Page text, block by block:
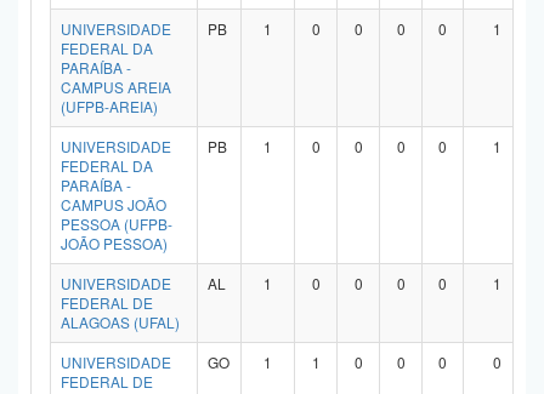
UNIVERSIDADE
FEDERAL DA
PARAÍBA -
CAMPUS AREIA
(UFPB-AREIA)
PB 1 0 0 0 0 1
UNIVERSIDADE
FEDERAL DA
PARAÍBA -
CAMPUS JOÃO
PESSOA (UFPB-
JOÃO PESSOA)
PB 1 0 0 0 0 1
UNIVERSIDADE
FEDERAL DE
ALAGOAS (UFAL)
AL 1 0 0 0 0 1
UNIVERSIDADE
FEDERAL DE
GO 1 1 0 0 0 0